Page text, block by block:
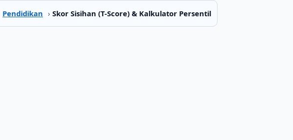
Pendidikan › Skor Sisihan (T-Score) & Kalkulator Persentil